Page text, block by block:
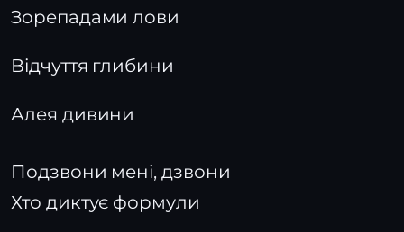
Зорепадами лови
Відчуття глибини
Алея дивини
Подзвони мені, дзвони
Хто диктує формули